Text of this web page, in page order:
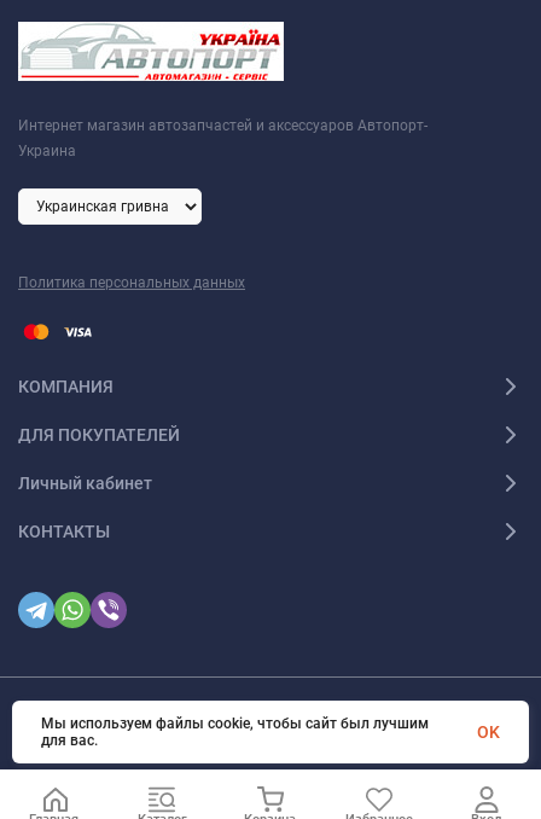
Интернет магазин автозапчастей и аксессуаров Автопорт-
Украина
Политика персональных данных
КОМПАНИЯ
ДЛЯ ПОКУПАТЕЛЕЙ
Личный кабинет
КОНТАКТЫ
© 2026. Все права защищены
Мы используем файлы cookie, чтобы сайт был лучшим
для вас.
OK